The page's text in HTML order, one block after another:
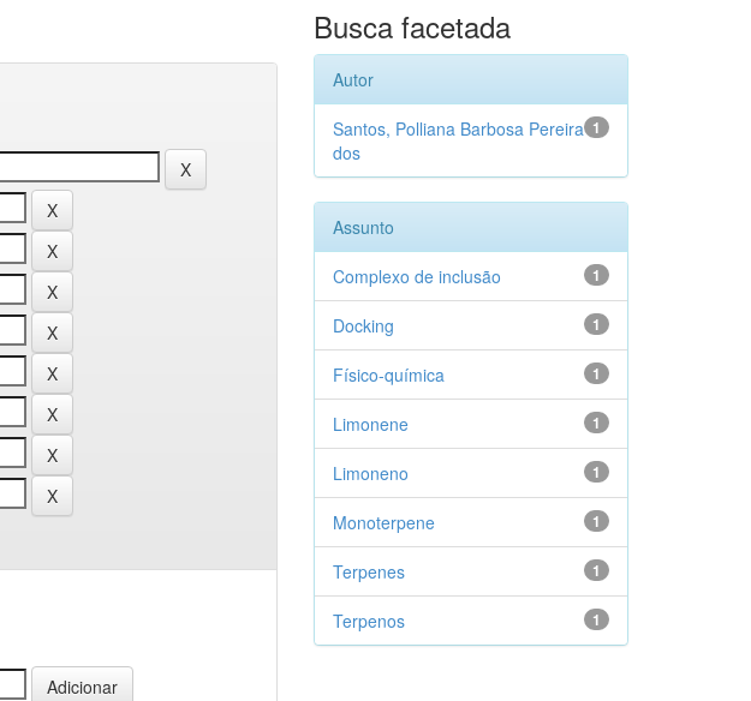
Busca facetada
Autor
1
Santos, Polliana Barbosa Pereira
dos
Assunto
1
Complexo de inclusão
1
Docking
1
Físico-química
1
Limonene
1
Limoneno
1
Monoterpene
1
Terpenes
1
Terpenos